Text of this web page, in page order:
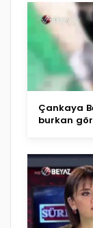
Çankaya
burkan